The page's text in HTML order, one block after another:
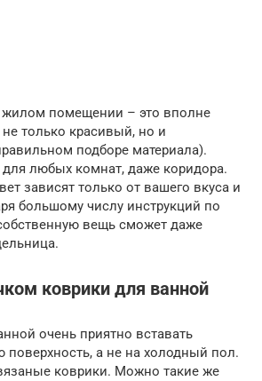
помещении – это вполне
только красивый, но и
подборе материала).
любых комнат, даже коридора.
зависят только от вашего вкуса и
большому числу инструкций по
вещь сможет даже
коврики для ванной
очень приятно вставать
поверхность, а не на холодный пол.
коврики. Можно такие же